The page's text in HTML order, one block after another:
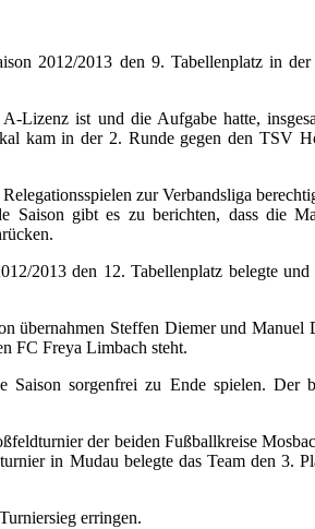
2012/2013 den 9. Tabellenplatz in
Lizenz ist und die Aufgabe hatte,
kam in der 2. Runde gegen den TSV
zur Verbandsliga
Saison gibt es zu berichten, dass die
2013 den 12. Tabellenplatz belegte
übernahmen Steffen Diemer und
FC Freya Limbach steht.
sorgenfrei zu Ende spielen. Der
der beiden Fußballkreise
in Mudau belegte das Team den 3.
erringen.